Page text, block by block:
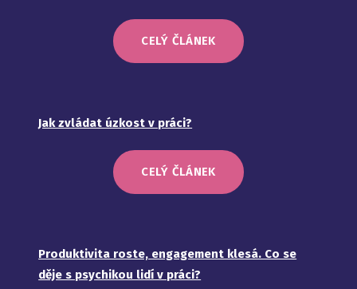
CELÝ ČLÁNEK
Jak zvládat úzkost v práci?
CELÝ ČLÁNEK
Produktivita roste, engagement klesá. Co se
děje s psychikou lidí v práci?